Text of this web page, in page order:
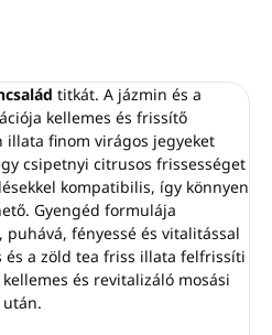
titkát. A jázmin és a
kellemes és frissítő
finom virágos jegyeket
csipetnyi citrusos frissességet
kompatibilis, így könnyen
Gyengéd formulája
fényessé és vitalitással
és a zöld tea friss illata felfrissíti
és revitalizáló mosási